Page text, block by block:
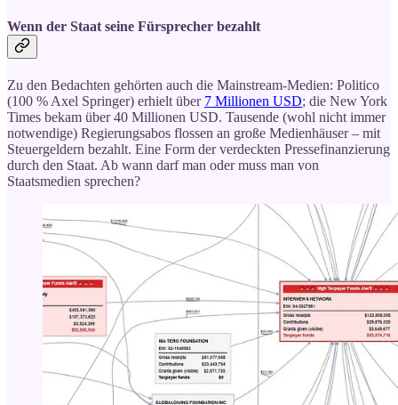
Wenn der Staat seine Fürsprecher bezahlt
Zu den Bedachten gehörten auch die Mainstream-Medien: Politico
(100 % Axel Springer) erhielt über 7 Millionen USD; die New York
Times bekam über 40 Millionen USD. Tausende (wohl nicht immer
notwendige) Regierungsabos flossen an große Medienhäuser – mit
Steuergeldern bezahlt. Eine Form der verdeckten Pressefinanzierung
durch den Staat. Ab wann darf man oder muss man von
Staatsmedien sprechen?